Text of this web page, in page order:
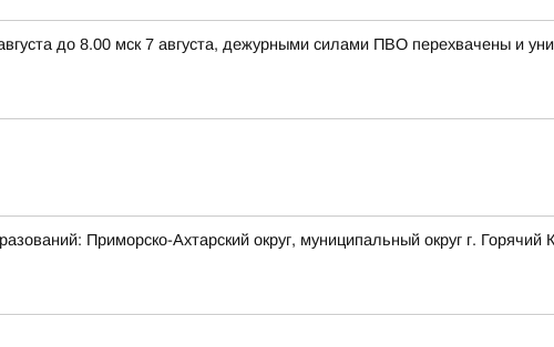
до 8.00 мск 7 августа, дежурными силами ПВО перехвачены и
Приморско-Ахтарский округ, муниципальный округ г. Горячий